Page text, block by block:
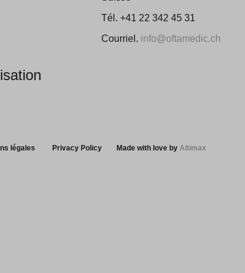
Tél. +41 22 342 45 31
Courriel. info@oftamedic.ch
légales Privacy Policy Made with love by Altimax